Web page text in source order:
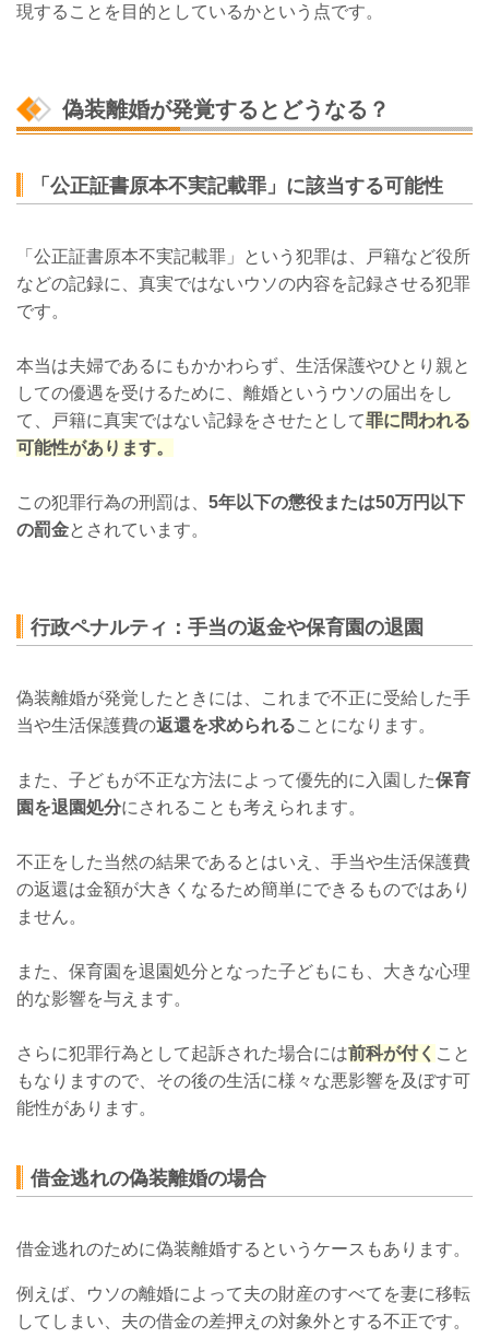
現することを目的としているかという点です。
偽装離婚が発覚するとどうなる？
「公正証書原本不実記載罪」に該当する可能性
「公正証書原本不実記載罪」という犯罪は、戸籍など役所
などの記録に、真実ではないウソの内容を記録させる犯罪
です。
本当は夫婦であるにもかかわらず、生活保護やひとり親と
しての優遇を受けるために、離婚というウソの届出をし
て、戸籍に真実ではない記録をさせたとして罪に問われる
可能性があります。
この犯罪行為の刑罰は、 5年以下の懲役または50万円以下
の罰金とされています。
行政ペナルティ：手当の返金や保育園の退園
偽装離婚が発覚したときには、これまで不正に受給した手
当や生活保護費の返還を求められることになります。
また、子どもが不正な方法によって優先的に入園した保育
園を退園処分にされることも考えられます。
不正をした当然の結果であるとはいえ、手当や生活保護費
の返還は金額が大きくなるため簡単にできるものではあり
ません。
また、保育園を退園処分となった子どもにも、大きな心理
的な影響を与えます。
さらに犯罪行為として起訴された場合には前科が付く こと
もなりますので、その後の生活に様々な悪影響を及ぼす可
能性があります。
借金逃れの偽装離婚の場合
借金逃れのために偽装離婚するというケースもあります。
例えば、ウソの離婚によって夫の財産のすべてを妻に移転
してしまい、夫の借金の差押えの対象外とする不正です。